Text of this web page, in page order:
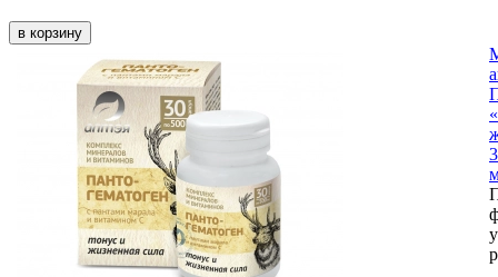
в корзину